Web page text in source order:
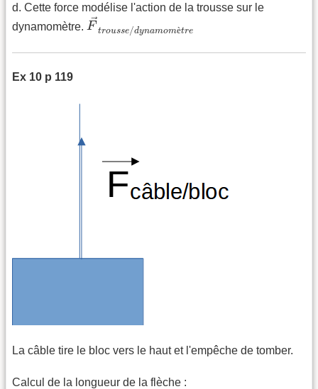
d. Cette force modélise l'action de la trousse sur le
dynamomètre.
→
F trousse/dynamomètre
F→trousse/d ynamomètr e
Ex 10 p 119
La câble tire le bloc vers le haut et l'empêche de tomber.
Calcul de la longueur de la flèche :